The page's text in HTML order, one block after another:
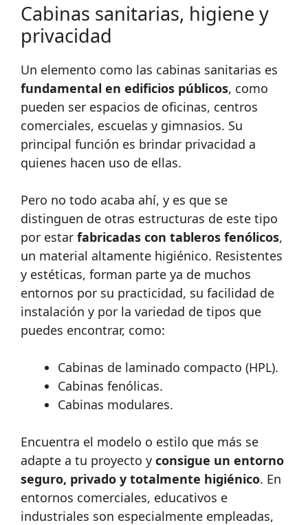
Cabinas sanitarias, higiene y
privacidad
Un elemento como las cabinas sanitarias es
fundamental en edificios públicos, como
pueden ser espacios de oficinas, centros
comerciales, escuelas y gimnasios. Su
principal función es brindar privacidad a
quienes hacen uso de ellas.
Pero no todo acaba ahí, y es que se
distinguen de otras estructuras de este tipo
por estar fabricadas con tableros fenólicos,
un material altamente higiénico. Resistentes
y estéticas, forman parte ya de muchos
entornos por su practicidad, su facilidad de
instalación y por la variedad de tipos que
puedes encontrar, como:
Cabinas de laminado compacto (HPL).
Cabinas fenólicas.
Cabinas modulares.
Encuentra el modelo o estilo que más se
adapte a tu proyecto y consigue un entorno
seguro, privado y totalmente higiénico. En
entornos comerciales, educativos e
industriales son especialmente empleadas,